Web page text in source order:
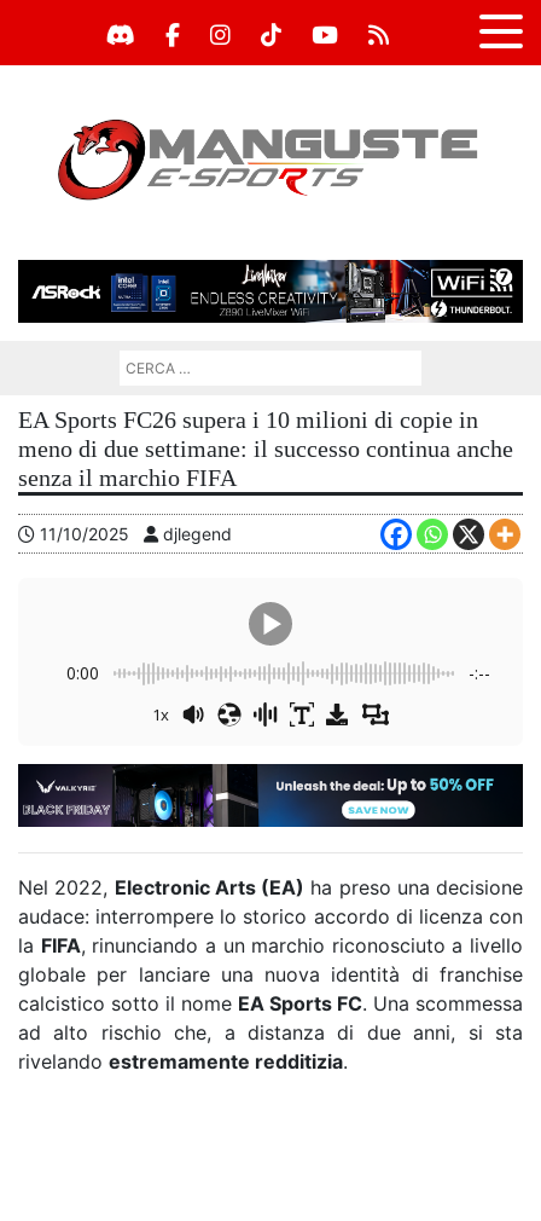
EA Sports FC26 supera i 10 milioni di copie in
meno di due settimane: il successo continua anche
senza il marchio FIFA
11/10/2025 djlegend
0:00 -:--
1x
Nel 2022, Electronic Arts (EA) ha preso una decisione
audace: interrompere lo storico accordo di licenza con
la FIFA, rinunciando a un marchio riconosciuto a livello
globale per lanciare una nuova identità di franchise
calcistico sotto il nome EA Sports FC. Una scommessa
ad alto rischio che, a distanza di due anni, si sta
rivelando estremamente redditizia.